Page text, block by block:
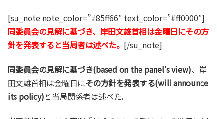
[su_note note_color=”#85ff66″ text_color=”#ff0000″]
同委員会の見解に基づき、岸田文雄首相は金曜日にその方
針を発表すると当局者は述べた。 [/su_note]
同委員会の見解に基づき(based on the panel’s view)、岸
田文雄首相は金曜日にその方針を発表する(will announce
its policy)と当局関係者は述べた。